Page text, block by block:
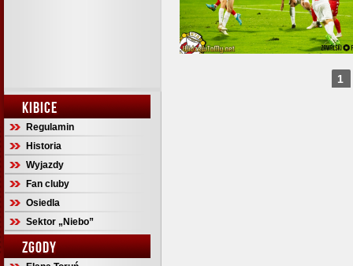
KIBICE
Regulamin
Historia
Wyjazdy
Fan cluby
Osiedla
Sektor „Niebo”
ZGODY
1